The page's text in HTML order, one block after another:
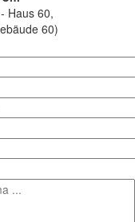
Haus 60,
60)